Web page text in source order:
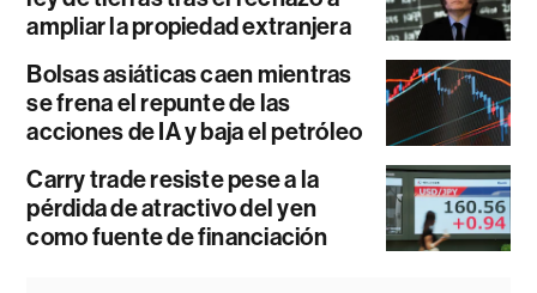
ampliar la propiedad extranjera
Bolsas asiáticas caen mientras
se frena el repunte de las
acciones de IA y baja el petróleo
Carry trade resiste pese a la
pérdida de atractivo del yen
como fuente de financiación